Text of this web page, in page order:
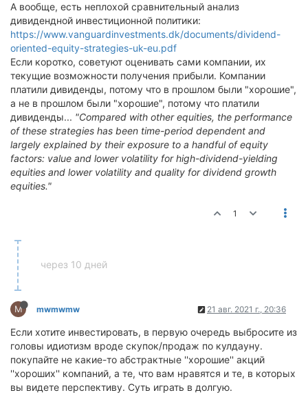
А вообще, есть неплохой сравнительный анализ
дивидендной инвестиционной политики:
https://www.vanguardinvestments.dk/documents/dividend-
oriented-equity-strategies-uk-eu.pdf
Если коротко, советуют оценивать сами компании, их
текущие возможности получения прибыли. Компании
платили дивиденды, потому что в прошлом были "хорошие",
а не в прошлом были "хорошие", потому что платили
дивиденды... "Compared with other equities, the performance
of these strategies has been time-period dependent and
largely explained by their exposure to a handful of equity
factors: value and lower volatility for high-dividend-yielding
equities and lower volatility and quality for dividend growth
equities."
1
через 10 дней
M mwmwmw 21 авг. 2021 г., 20:36
Если хотите инвестировать, в первую очередь выбросите из
головы идиотизм вроде скупок/продаж по кулдауну.
покупайте не какие-то абстрактные ''хорошие'' акций
''хороших'' компаний, а те, что вам нравятся и те, в которых
вы видете перспективу. Суть играть в долгую.